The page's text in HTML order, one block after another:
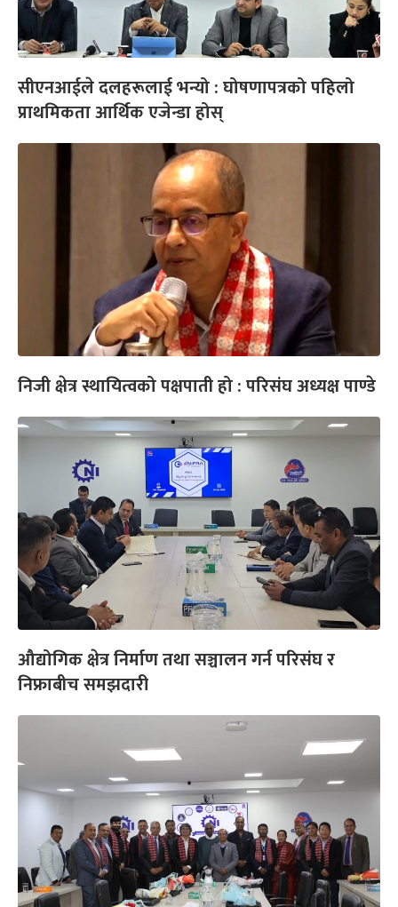
सीएनआईले दलहरूलाई भन्यो : घोषणापत्रको पहिलो
प्राथमिकता आर्थिक एजेन्डा होस्
निजी क्षेत्र स्थायित्वको पक्षपाती हो : परिसंघ अध्यक्ष पाण्डे
औद्योगिक क्षेत्र निर्माण तथा सञ्चालन गर्न परिसंघ र
निफ्राबीच समझदारी